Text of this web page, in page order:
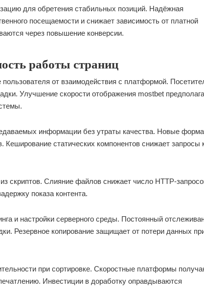
для обретения стабильных позиций. Надёжная
посещаемости и снижает зависимость от платной
через повышение конверсии.
работы страниц
от взаимодействия с платформой.
Улучшение скорости отображения mostbet
информации без утраты качества. Новые
статических компонентов снижает запросы
скриптов. Слияние файлов снижает число HTTP-
показа контента.
и настройки серверного среды. Постоянный
Резервное копирование защищает от потери данных
при сортировке. Скоростные платформы
Инвестиции в доработку оправдываются